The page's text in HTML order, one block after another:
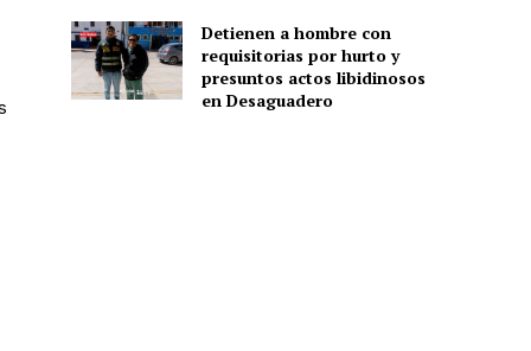
Detienen a hombre con
requisitorias por hurto y
presuntos actos libidinosos
en Desaguadero